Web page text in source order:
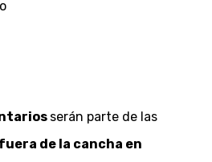
serán parte de las
de la cancha en